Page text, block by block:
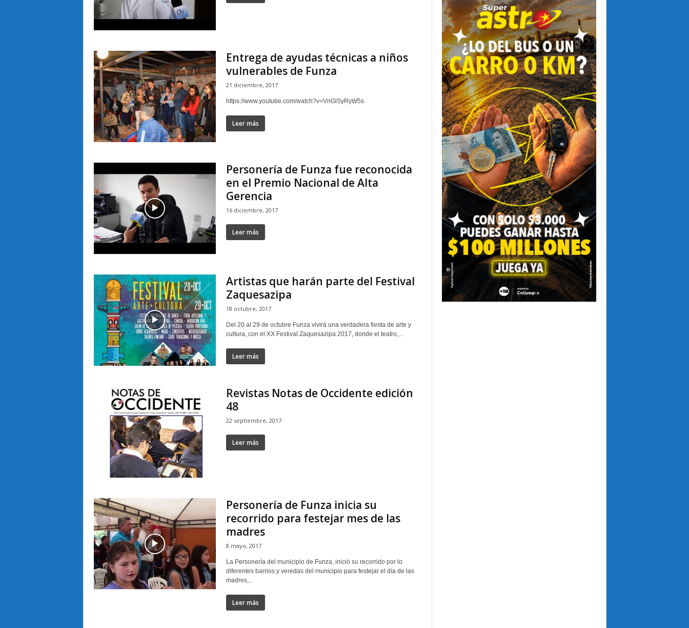
Entrega de ayudas técnicas a niños
vulnerables de Funza
21 diciembre, 2017
https://www.youtube.com/watch?v=VnGlSyRyW5s
Leer más
Personería de Funza fue reconocida
en el Premio Nacional de Alta
Gerencia
16 diciembre, 2017
Leer más
Artistas que harán parte del Festival
Zaquesazipa
18 octubre, 2017
Del 20 al 29 de octubre Funza vivirá una verdadera fiesta de arte y
cultura, con el XX Festival Zaquesazipa 2017, donde el teatro,...
Leer más
Revistas Notas de Occidente edición
48
22 septiembre, 2017
Leer más
Personería de Funza inicia su
recorrido para festejar mes de las
madres
8 mayo, 2017
La Personería del municipio de Funza, inició su recorrido por lo
diferentes barrios y veredas del municipio para festejar el día de las
madres,...
Leer más